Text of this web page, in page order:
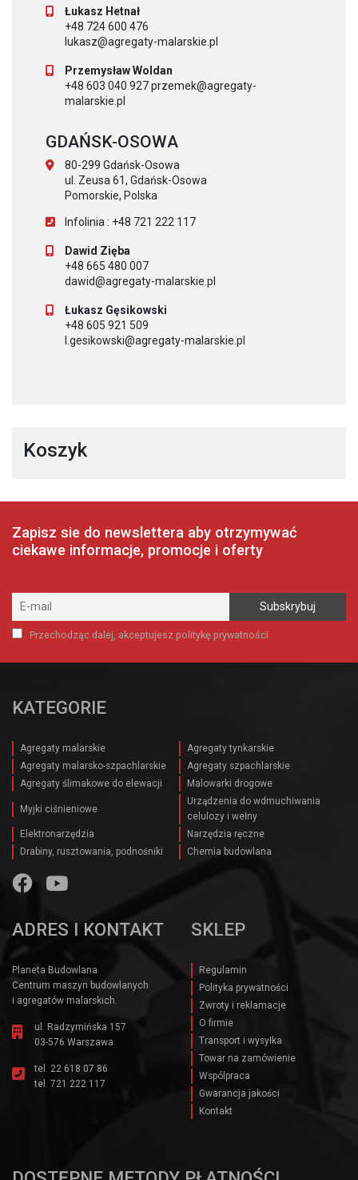
Łukasz Hetnał
+48 724 600 476
lukasz@agregaty-malarskie.pl
Przemysław Woldan
+48 603 040 927 przemek@agregaty-
malarskie.pl
GDAŃSK-OSOWA
80-299 Gdańsk-Osowa
ul. Zeusa 61, Gdańsk-Osowa
Pomorskie, Polska
Infolinia : +48 721 222 117
Dawid Zięba
+48 665 480 007
dawid@agregaty-malarskie.pl
Łukasz Gęsikowski
+48 605 921 509
l.gesikowski@agregaty-malarskie.pl
Koszyk
Zapisz sie do newslettera aby otrzymywać
ciekawe informacje, promocje i oferty
Przechodząc dalej, akceptujesz politykę prywatności
KATEGORIE
Agregaty malarskie
Agregaty tynkarskie
Agregaty malarsko-szpachlarskie
Agregaty szpachlarskie
Agregaty ślimakowe do elewacji
Malowarki drogowe
Myjki ciśnieniowe
Urządzenia do wdmuchiwania
celulozy i wełny
Elektronarzędzia
Narzędzia ręczne
Drabiny, rusztowania, podnośniki
Chemia budowlana
ADRES I KONTAKT
Planeta Budowlana
Centrum maszyn budowlanych
i agregatów malarskich.
ul. Radzymińska 157
03-576 Warszawa
tel. 22 618 07 86
tel. 721 222 117
SKLEP
Regulamin
Polityka prywatności
Zwroty i reklamacje
O firmie
Transport i wysyłka
Towar na zamówienie
Wspólpraca
Gwarancja jakości
Kontakt